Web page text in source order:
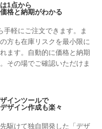
1点から
格と納期がわかる
手軽にご注文できます。ま
方も在庫リスクを最小限に
ます。自動的に価格と納期
その場でご確認いただけま
インツールで
ザイン作成も楽々
駆けて独自開発した「デザ